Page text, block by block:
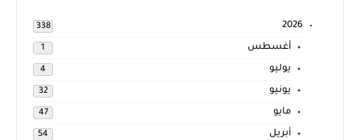
2026
338
أغسطس 1
يوليو 4
يونيو 32
مايو 47
أبريل 54